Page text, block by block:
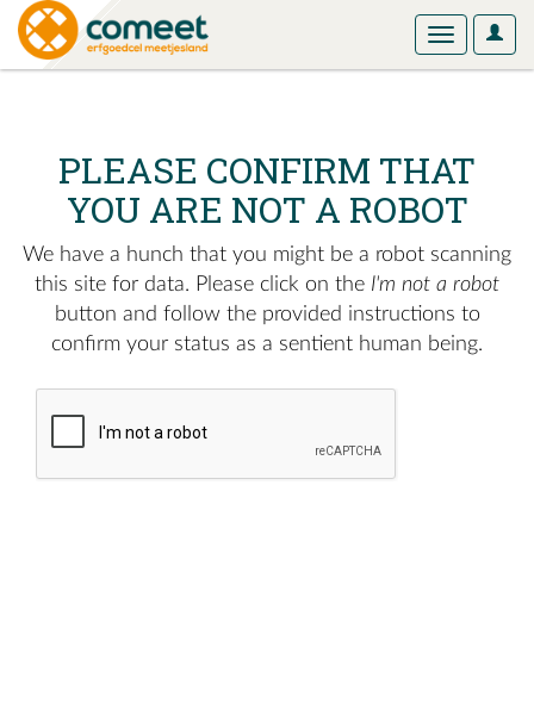
User
Toggle
PLEASE CONFIRM THAT
YOU ARE NOT A ROBOT
We have a hunch that you might be a robot scanning
this site for data. Please click on the I'm not a robot
button and follow the provided instructions to
confirm your status as a sentient human being.